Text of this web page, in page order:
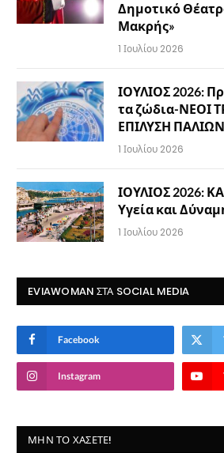
Δημοτικό
Μακρής»
1 Ιουλίου 2026
ΙΟΥΛΙΟΣ 2026:
τα ζώδια-ΝΕΟΙ
ΕΠΙΛΥΣΗ
1 Ιουλίου 2026
ΙΟΥΛΙΟΣ 2026:
Υγεία και
1 Ιουλίου 2026
EVIAWOMAN ΣΤΑ SOCIAL MEDIA
Facebook
Instagram
ΜΗΝ ΤΟ ΧΆΣΕΤΕ!